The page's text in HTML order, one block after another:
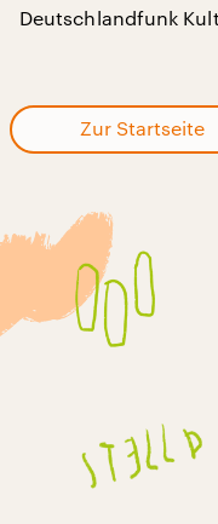
Deutschlandfunk
Zur Startseite